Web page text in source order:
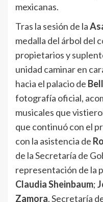
mexicanas.
Tras la sesión de la
medalla del árbol del
propietarios y
unidad caminar en
hacia el palacio de
fotografía oficial,
musicales que
que continuó con el
con la asistencia de
de la Secretaría de
representación de la
Claudia Sheinbaum;
Zamora, Secretaría